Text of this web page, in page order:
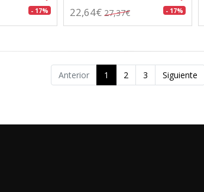
- 17% 22,64€ 27,37€ - 17%
Anterior 1 2 3 Siguiente